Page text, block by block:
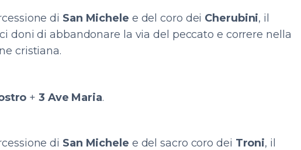
di San Michele e del coro dei Cherubini, il
doni di abbandonare la via del peccato e correre nella
cristiana.
+3 Ave Maria.
di San Michele e del sacro coro dei Troni, il